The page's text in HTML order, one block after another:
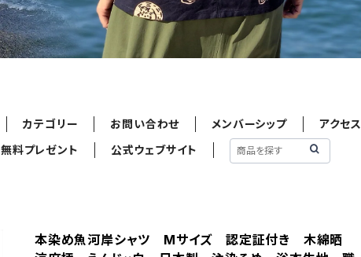
カテゴリー お問い合わせ メンバーシップ
アクセス
無料プレゼント 公式ウェブサイト
本染め魚河岸シャツ Mサイズ 認定証付き 木綿晒